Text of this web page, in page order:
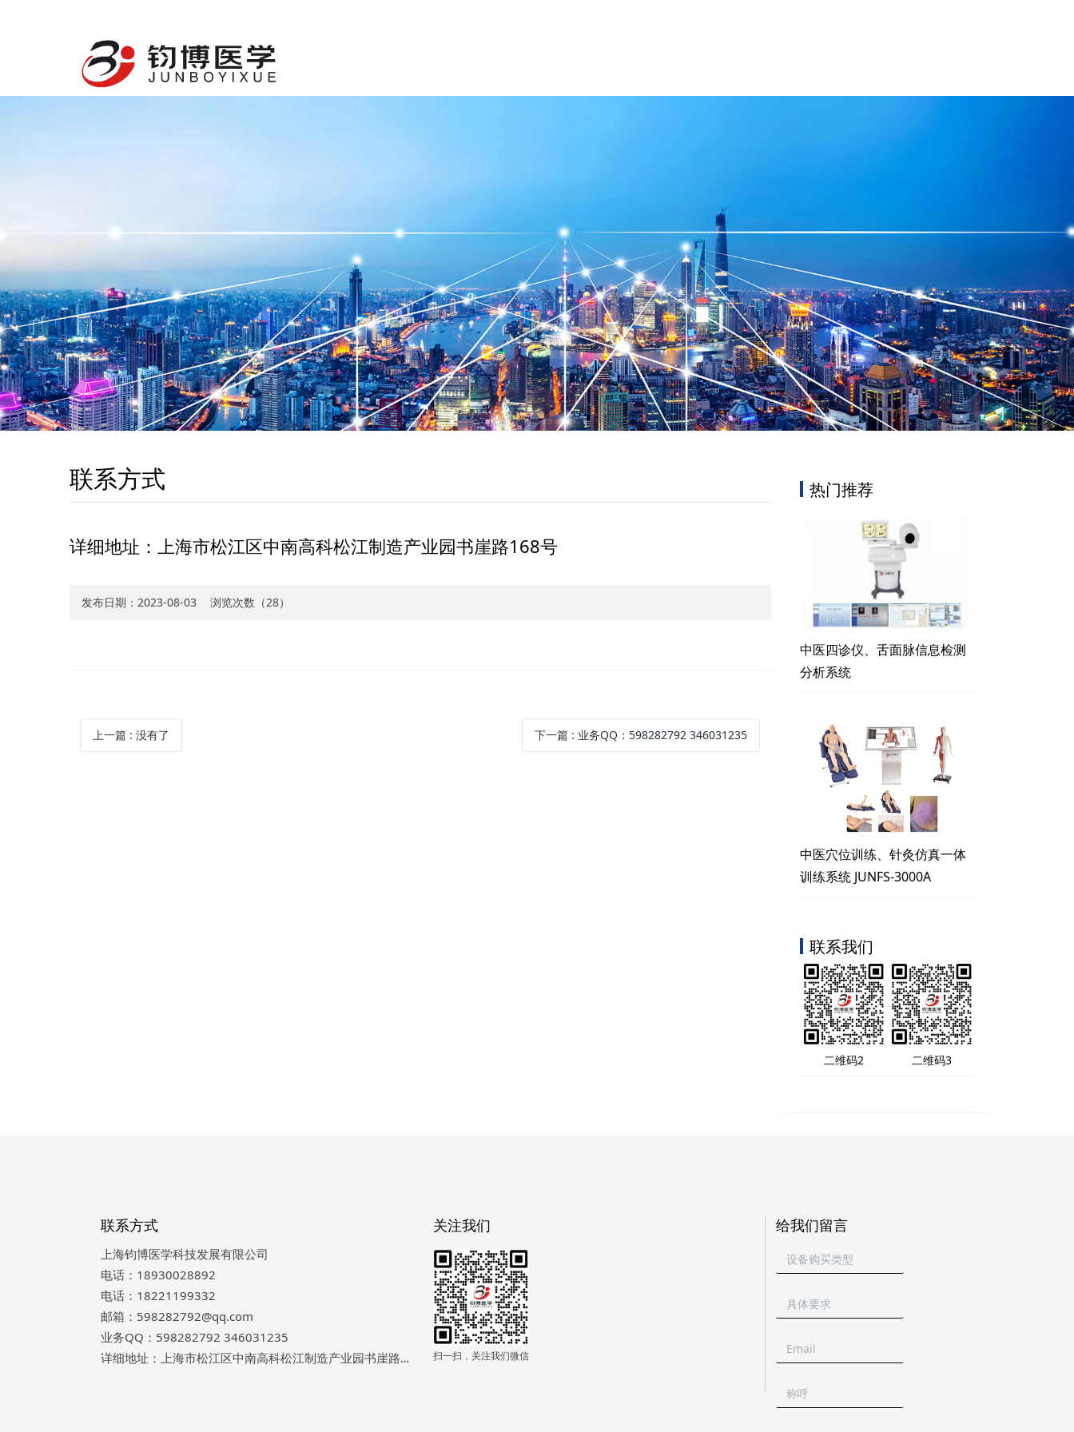
联系方式
详细地址：上海市松江区中南高科松江制造产业园书崖路168号
发布日期： 2023-08-03 浏览次数（28）
上一篇 : 没有了 下一篇 : 业务QQ：598282792 346031235
热门推荐
中医四诊仪、舌面脉信息检测
分析系统
中医穴位训练、针灸仿真一体
训练系统 JUNFS-3000A
联系我们
二维码2 二维码3
联系方式
上海钧博医学科技发展有限公司
电话：18930028892
电话：18221199332
邮箱：598282792@qq.com
业务QQ：598282792 346031235
详细地址：上海市松江区中南高科松江制造产业园书崖路168号
关注我们
扫一扫，关注我们微信
给我们留言